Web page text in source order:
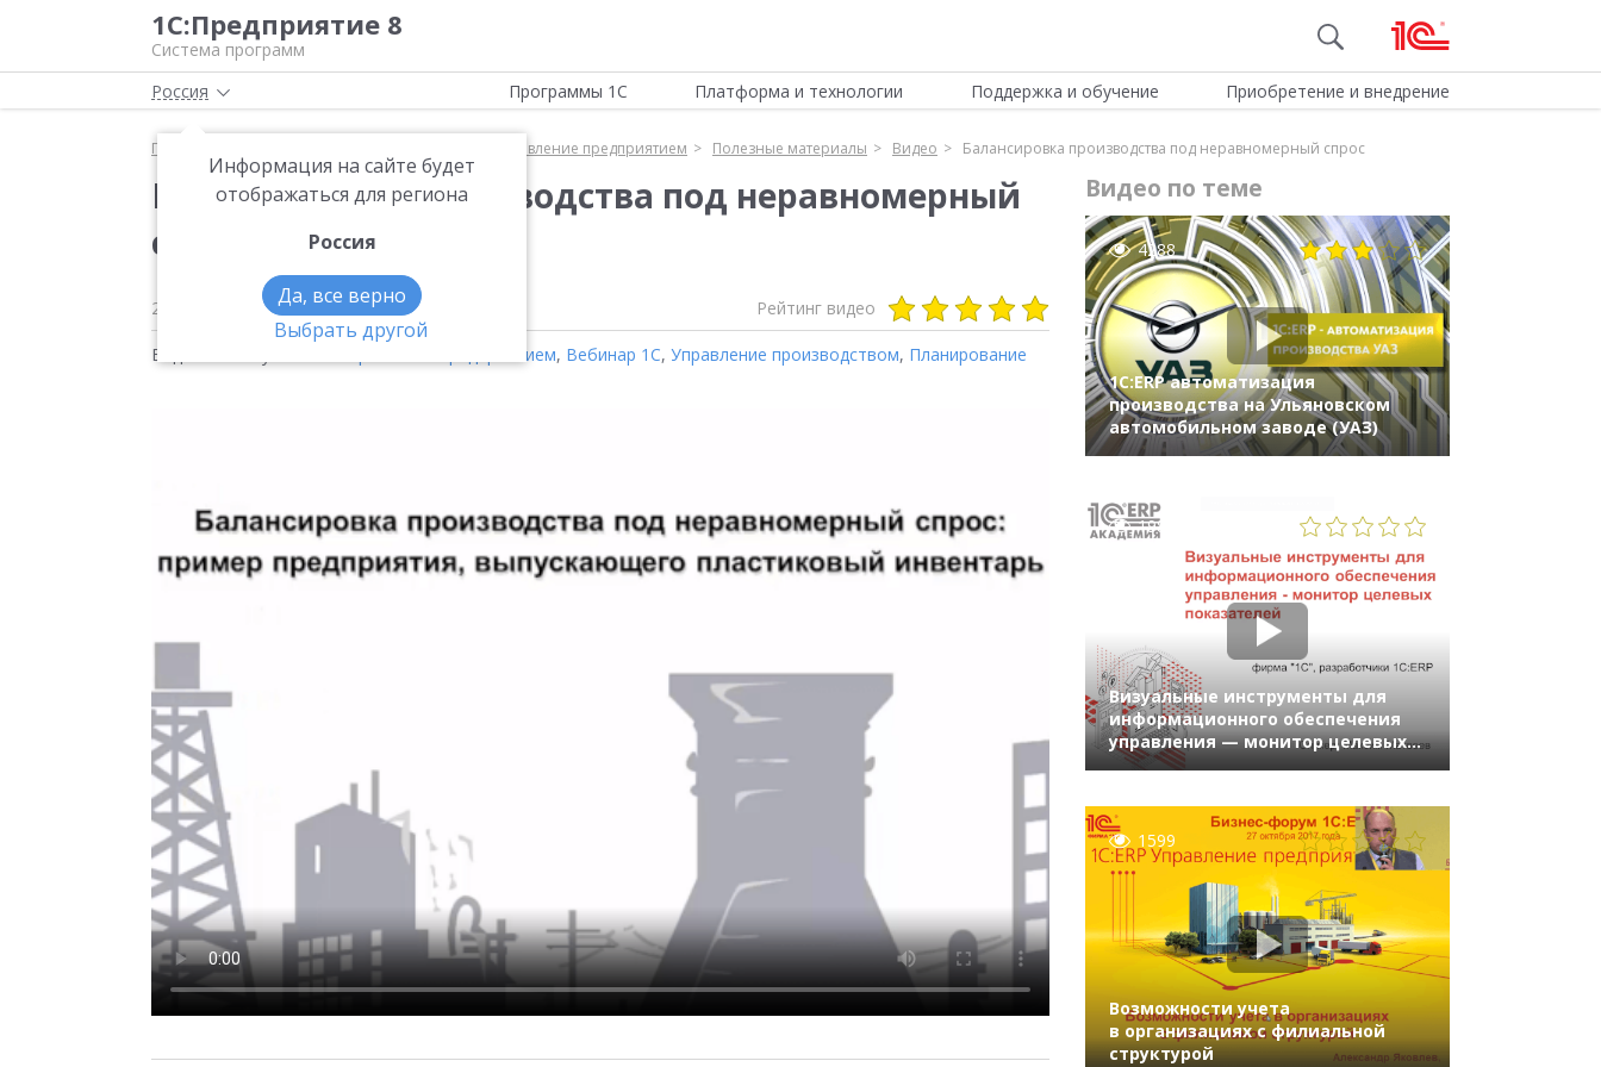
1С:Предприятие 8
Система программ
Россия
Информация на сайте будет
отображаться для региона
Россия
Да, все верно
Выбрать другой
Программы 1С Платформа и технологии Поддержка и обучение Приобретение и внедрение
Главная 1С:ERP Управление предприятием Полезные материалы Видео Балансировка производства под неравномерный спрос
Балансировка производства под неравномерный
спрос
24 июля 2019 1490 Рейтинг видео
Видео на тему: 1С:ERP Управление предприятием, Вебинар 1С, Управление производством, Планирование
Видео по теме
4288
1С:ERP автоматизация
производства на Ульяновском
автомобильном заводе (УАЗ)
1987
Визуальные инструменты для
информационного обеспечения
управления — монитор целевых
показателей
1599
Возможности учета
в организациях с филиальной
структурой